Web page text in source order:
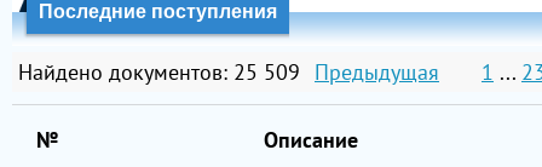
Последние поступления
Найдено документов: 25 509 Предыдущая 1 ...
№
Описание